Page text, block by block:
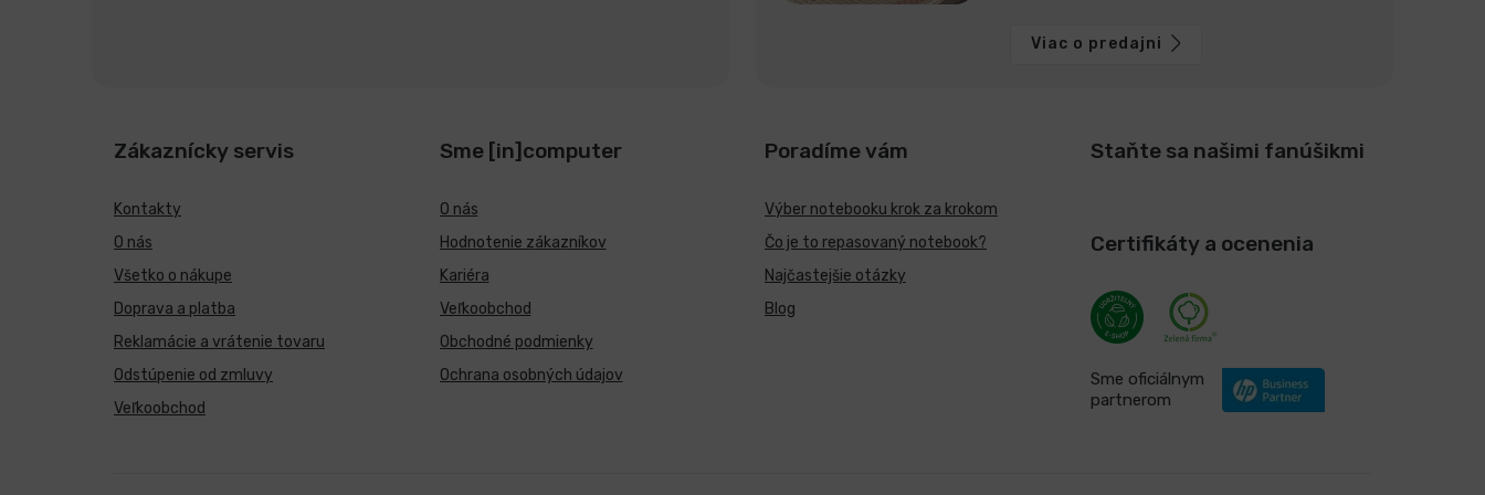
Viac o predajni
Zákaznícky servis
Kontakty
O nás
Všetko o nákupe
Doprava a platba
Reklamácie a vrátenie tovaru
Odstúpenie od zmluvy
Veľkoobchod
Sme [in]computer
O nás
Hodnotenie zákazníkov
Kariéra
Veľkoobchod
Obchodné podmienky
Ochrana osobných údajov
Poradíme vám
Výber notebooku krok za krokom
Čo je to repasovaný notebook?
Najčastejšie otázky
Blog
Staňte sa našimi fanúšikmi
Certifikáty a ocenenia
Sme oficiálnym
partnerom